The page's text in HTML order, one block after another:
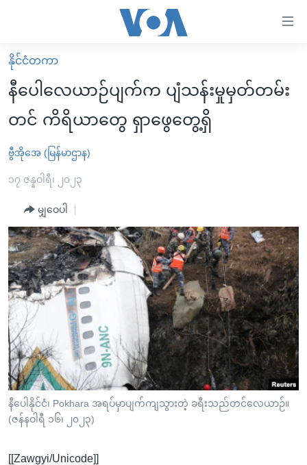
လွယ်ကူ
စေ
သည့်
များ
ပင်မ
ကျော်
ကြည့်
ရန်
ပင်မ
အ
ညွန်း
စာမျက်နှာ
သို့
ကျော်
ကြည့်
ရန်
ရန်
မူလစာမျက်နှာ
မြန်မာ
ကမ္ဘာ့သတင်းများ
နိုင်ငံတကာ
အမေရိကန်
အစ္စရေး-ပါလက်စတိုင်း
ဗွီဒီယို
သတင်းလွတ်လပ်ခွင့်
အင်္ဂလိပ်စာလေ့လာမယ်
အမေရိကန်သုံးအီဒီယံ
မကြေးမုံရဲ့ အင်္ဂလိပ်စာ
ရုပ်ရှင်ထဲက အင်္ဂလိပ်စာ
သုတပဒေသာ အင်္ဂလိပ်စာ
အပတ်စဉ်ကဏ္ဍများ
ရေဒီယို
တီဗွီ
ရေဒီယိုနှင့်ရုပ်သံ အချက်အလက်များ
ရေဒီယို/တီဗွီအစီအစဉ်
Learning English
ဗွီအိုအေ လူမှုကွန်ယက်များ
နိုင်ငံတကာ
နီပေါလေယာဉ်ပျက်က ပျံသန်းမှုမှတ်တမ်း
တင် ကိရိယာတွေ ရှာဖွေတွေ့ရှိ
ဗွီအိုအေ (မြန်မာဌာန)
၁၇ ဇန္နဝါရီ၊ ၂၀၂၃
မျှဝေပါ
နီပေါနိုင်ငံ၊ Pokhara အရပ်မှာပျက်ကျသွားတဲ့ ခရီးသည်တင်လေယာဉ်။
(ဇန်နဝါရီ ၁၆၊ ၂၀၂၃)
[[Zawgyi/Unicode]]